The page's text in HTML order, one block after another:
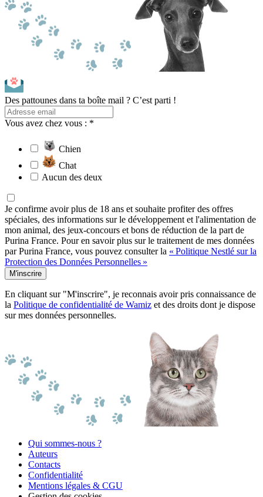
Des pattounes dans ta boîte mail ? C’est parti !
Vous avez chez vous : *
Chien
Chat
Aucun des deux
Je confirme avoir plus de 18 ans et souhaite profiter des offres
spéciales, des informations sur le développement et l'alimentation de
mon animal, des jeux-concours et bons de réduction de la part de
Purina France. Pour en savoir plus sur le traitement de mes données
par Purina France, vous pouvez consulter la « Politique Nestlé sur la
Protection des Données Personnelles »
M'inscrire
En cliquant sur "M'inscrire", je reconnais avoir pris connaissance de
la Politique de confidentialité de Wamiz et des droits dont je dispose
sur mes données personnelles.
Qui sommes-nous ?
Auteurs
Contacts
Confidentialité
Mentions légales & CGU